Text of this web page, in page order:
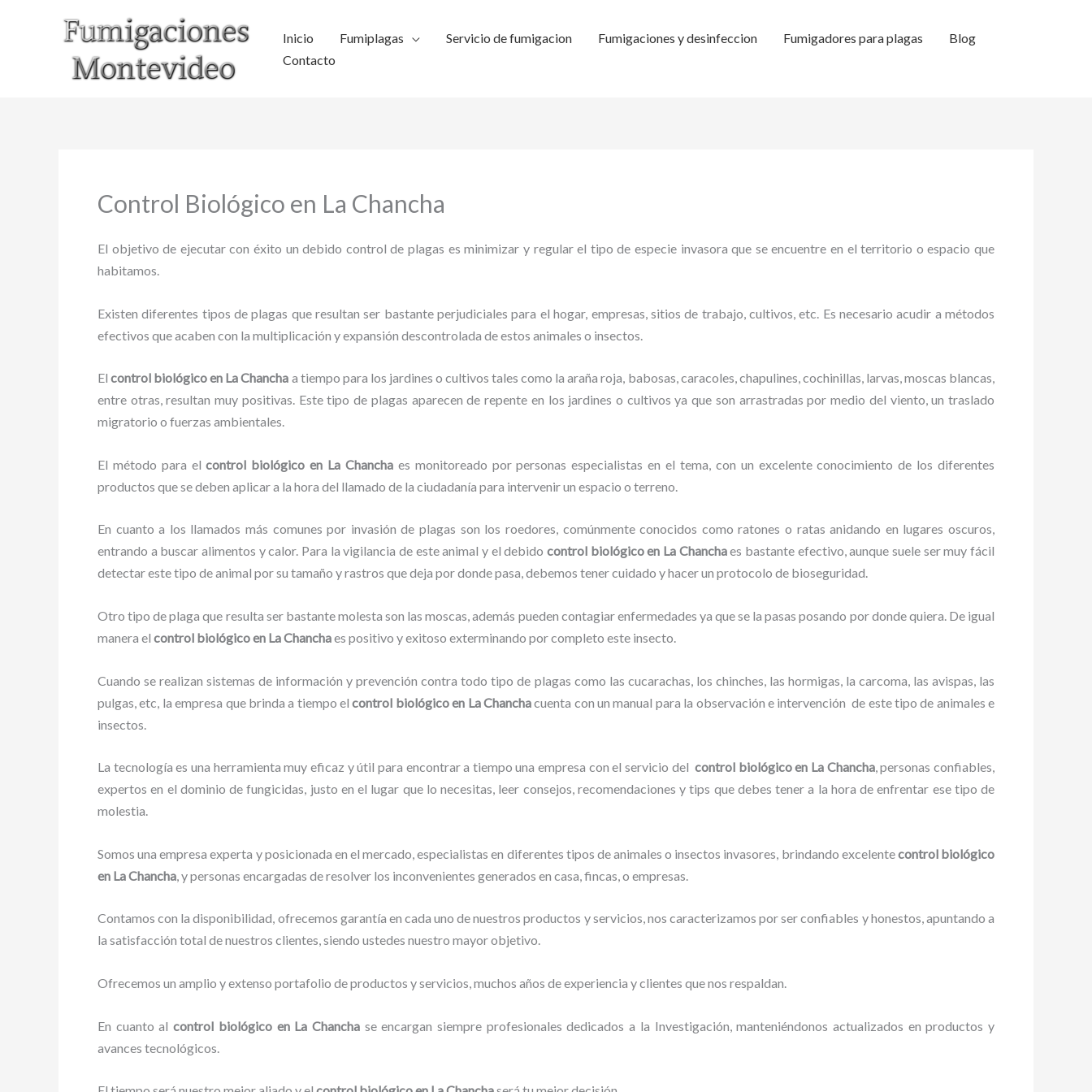
Inicio Fumiplagas Servicio de fumigacion Fumigaciones y desinfeccion Fumigadores para plagas
Blog
Contacto
Control Biológico en La Chancha
El objetivo de ejecutar con éxito un debido control de plagas es minimizar y regular el tipo de especie invasora que se encuentre en el territorio o espacio que
habitamos.
Existen diferentes tipos de plagas que resultan ser bastante perjudiciales para el hogar, empresas, sitios de trabajo, cultivos, etc. Es necesario acudir a métodos
efectivos que acaben con la multiplicación y expansión descontrolada de estos animales o insectos.
Elcontrol biológico en La Chancha a tiempo para los jardines o cultivos tales como la araña roja, babosas, caracoles, chapulines, cochinillas, larvas, moscas blancas,
entre otras, resultan muy positivas. Este tipo de plagas aparecen de repente en los jardines o cultivos ya que son arrastradas por medio del viento, un traslado
migratorio o fuerzas ambientales.
El método para elcontrol biológico en La Chanchaes monitoreado por personas especialistas en el tema, con un excelente conocimiento de los diferentes
productos que se deben aplicar a la hora del llamado de la ciudadanía para intervenir un espacio o terreno.
En cuanto a los llamados más comunes por invasión de plagas son los roedores, comúnmente conocidos como ratones o ratas anidando en lugares oscuros,
entrando a buscar alimentos y calor. Para la vigilancia de este animal y el debido control biológico en La Chanchaes bastante efectivo, aunque suele ser muy fácil
detectar este tipo de animal por su tamaño y rastros que deja por donde pasa, debemos tener cuidado y hacer un protocolo de bioseguridad.
Otro tipo de plaga que resulta ser bastante molesta son las moscas, además pueden contagiar enfermedades ya que se la pasas posando por donde quiera. De igual
manera el control biológico en La Chanchaes positivo y exitoso exterminando por completo este insecto.
Cuando se realizan sistemas de información y prevención contra todo tipo de plagas como las cucarachas, los chinches, las hormigas, la carcoma, las avispas, las
pulgas, etc, la empresa que brinda a tiempo elcontrol biológico en La Chanchacuenta con un manual para la observación e intervención de este tipo de animales e
insectos.
La tecnología es una herramienta muy eficaz y útil para encontrar a tiempo una empresa con el servicio delcontrol biológico en La Chancha, personas confiables,
expertos en el dominio de fungicidas, justo en el lugar que lo necesitas, leer consejos, recomendaciones y tips que debes tener a la hora de enfrentar ese tipo de
molestia.
Somos una empresa experta y posicionada en el mercado, especialistas en diferentes tipos de animales o insectos invasores, brindando excelentecontrol biológico
en La Chancha , y personas encargadas de resolver los inconvenientes generados en casa, fincas, o empresas.
Contamos con la disponibilidad, ofrecemos garantía en cada uno de nuestros productos y servicios, nos caracterizamos por ser confiables y honestos, apuntando a
la satisfacción total de nuestros clientes, siendo ustedes nuestro mayor objetivo.
Ofrecemos un amplio y extenso portafolio de productos y servicios, muchos años de experiencia y clientes que nos respaldan.
En cuanto alcontrol biológico en La Chancha se encargan siempre profesionales dedicados a la Investigación, manteniéndonos actualizados en productos y
avances tecnológicos.